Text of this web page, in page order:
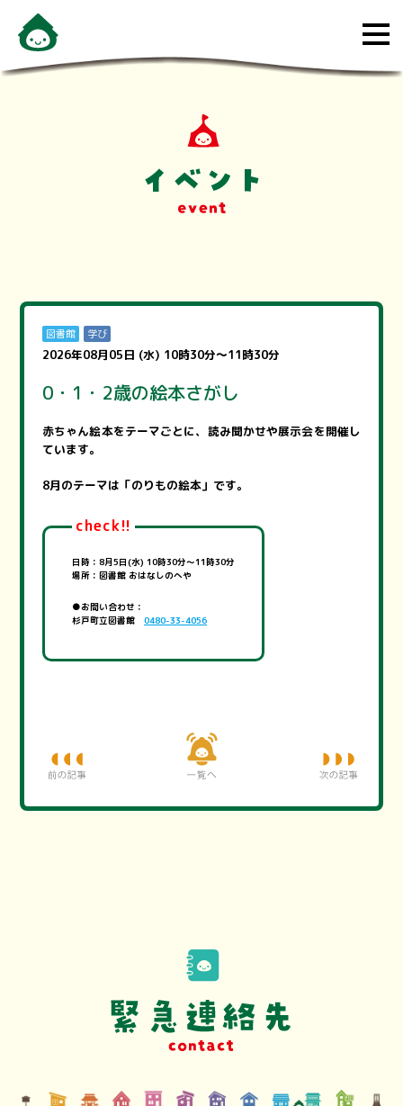
メ
ニ
ュ
図書館 学び
2026年08月05日 (水) 10時30分～11時30分
0・1・2歳の絵本さがし
赤ちゃん絵本をテーマごとに、読み聞かせや展示会を開催し
ています。
8月のテーマは「のりもの絵本」です。
check!!
日時：8月5日(水) 10時30分～11時30分
場所：図書館 おはなしのへや
●お問い合わせ：
杉戸町立図書館0480-33-4056